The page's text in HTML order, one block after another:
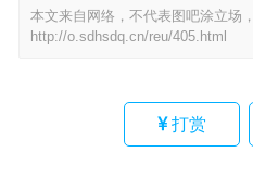
本文来自网络，不代表图吧涂立场
http://o.sdhsdq.cn/reu/405.html
打赏